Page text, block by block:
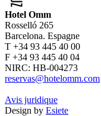
Hotel Omm
Rosselló 265
Barcelona. Espagne
T +34 93 445 40 00
F +34 93 445 40 04
NIRC: HB-004273
reservas@hotelomm.com
Avis juridique
Design by Esiete